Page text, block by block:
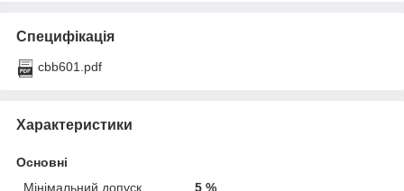
Специфікація
cbb601.pdf
Характеристики
Основні
Мінімальний допуск
5 %